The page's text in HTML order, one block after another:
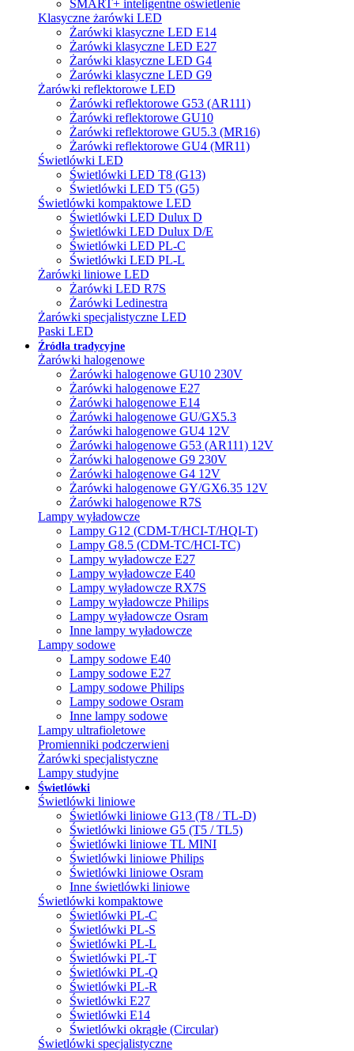
SMART+ inteligentne oświetlenie
Klasyczne żarówki LED
Żarówki klasyczne LED E14
Żarówki klasyczne LED E27
Żarówki klasyczne LED G4
Żarówki klasyczne LED G9
Żarówki reflektorowe LED
Żarówki reflektorowe G53 (AR111)
Żarówki reflektorowe GU10
Żarówki reflektorowe GU5.3 (MR16)
Żarówki reflektorowe GU4 (MR11)
Świetlówki LED
Świetlówki LED T8 (G13)
Świetlówki LED T5 (G5)
Świetlówki kompaktowe LED
Świetlówki LED Dulux D
Świetlówki LED Dulux D/E
Świetlówki LED PL-C
Świetlówki LED PL-L
Żarówki liniowe LED
Żarówki LED R7S
Żarówki Ledinestra
Żarówki specjalistyczne LED
Paski LED
Źródła tradycyjne
Żarówki halogenowe
Żarówki halogenowe GU10 230V
Żarówki halogenowe E27
Żarówki halogenowe E14
Żarówki halogenowe GU/GX5.3
Żarówki halogenowe GU4 12V
Żarówki halogenowe G53 (AR111) 12V
Żarówki halogenowe G9 230V
Żarówki halogenowe G4 12V
Żarówki halogenowe GY/GX6.35 12V
Żarówki halogenowe R7S
Lampy wyładowcze
Lampy G12 (CDM-T/HCI-T/HQI-T)
Lampy G8.5 (CDM-TC/HCI-TC)
Lampy wyładowcze E27
Lampy wyładowcze E40
Lampy wyładowcze RX7S
Lampy wyładowcze Philips
Lampy wyładowcze Osram
Inne lampy wyładowcze
Lampy sodowe
Lampy sodowe E40
Lampy sodowe E27
Lampy sodowe Philips
Lampy sodowe Osram
Inne lampy sodowe
Lampy ultrafioletowe
Promienniki podczerwieni
Żarówki specjalistyczne
Lampy studyjne
Świetlówki
Świetlówki liniowe
Świetlówki liniowe G13 (T8 / TL-D)
Świetlówki liniowe G5 (T5 / TL5)
Świetlówki liniowe TL MINI
Świetlówki liniowe Philips
Świetlówki liniowe Osram
Inne świetlówki liniowe
Świetlówki kompaktowe
Świetlówki PL-C
Świetlówki PL-S
Świetlówki PL-L
Świetlówki PL-T
Świetlówki PL-Q
Świetlówki PL-R
Świetlówki E27
Świetlówki E14
Świetlówki okrągłe (Circular)
Świetlówki specjalistyczne